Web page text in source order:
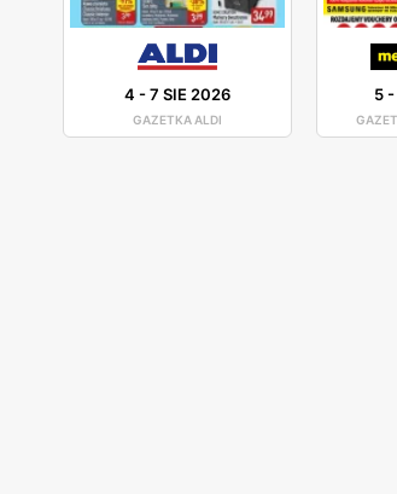
4 -7 SIE 2026
GAZETKA ALDI
5-